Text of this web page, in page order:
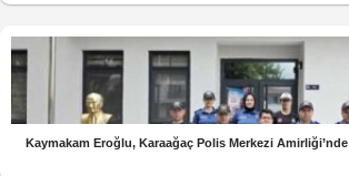
Kaymakam Eroğlu, Karaağaç Polis Merkezi Amirliği’nde